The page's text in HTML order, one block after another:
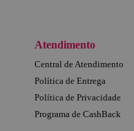
Atendimento
Central de Atendimento
Política de Entrega
Política de Privacidade
Programa de CashBack